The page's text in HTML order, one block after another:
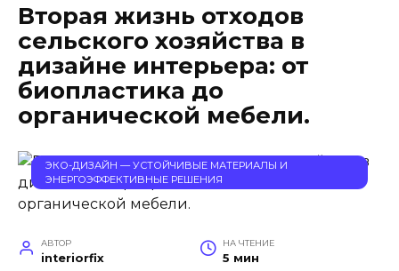
Вторая жизнь отходов
сельского хозяйства в
дизайне интерьера: от
биопластика до
органической мебели.
ЭКО-ДИЗАЙН — УСТОЙЧИВЫЕ МАТЕРИАЛЫ И
ЭНЕРГОЭФФЕКТИВНЫЕ РЕШЕНИЯ
АВТОР
interiorfix
НА ЧТЕНИЕ
5 мин